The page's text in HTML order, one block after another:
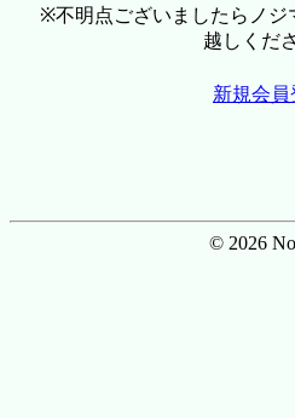
※不明点ございましたらノジ
越しくだ
新規会員
© 2026